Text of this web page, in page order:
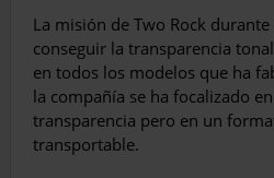
La misión de Two Rock
conseguir la transparencia
en todos los modelos que ha
la compañía se ha focalizado
transparencia pero en un
transportable.